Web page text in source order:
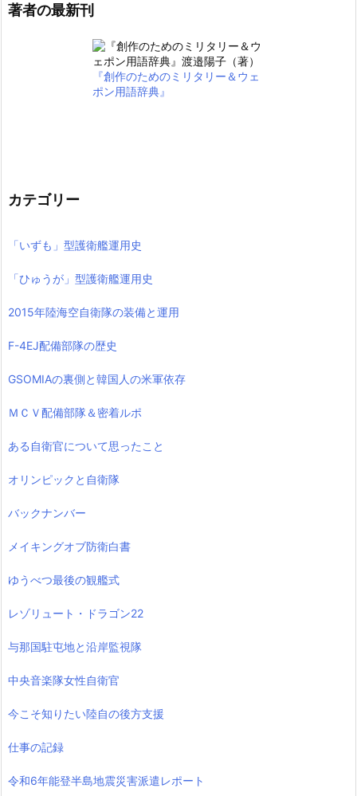
著者の最新刊
『創作のためのミリタリー＆ウェ
ポン用語辞典』
カテゴリー
「いずも」型護衛艦運用史
「ひゅうが」型護衛艦運用史
2015年陸海空自衛隊の装備と運用
F-4EJ配備部隊の歴史
GSOMIAの裏側と韓国人の米軍依存
ＭＣＶ配備部隊＆密着ルポ
ある自衛官について思ったこと
オリンピックと自衛隊
バックナンバー
メイキングオブ防衛白書
ゆうべつ最後の観艦式
レゾリュート・ドラゴン22
与那国駐屯地と沿岸監視隊
中央音楽隊女性自衛官
今こそ知りたい陸自の後方支援
仕事の記録
令和6年能登半島地震災害派遣レポート